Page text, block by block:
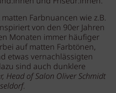
Farbnuancen wie z.B.
von den 90er Jahren
Monaten immer häufiger
auf matten Farbtönen,
etwas vernachlässigten
sind auch dunklere
Head of Salon Oliver Schmidt